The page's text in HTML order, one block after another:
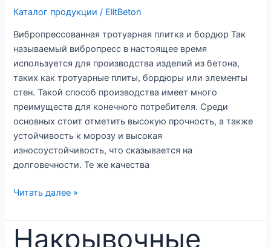
Каталог продукции / ElitBeton
Вибропрессованная тротуарная плитка и бордюр Так
называемый вибропресс в настоящее время
используется для производства изделий из бетона,
таких как тротуарные плиты, бордюры или элементы
стен. Такой способ производства имеет много
преимуществ для конечного потребителя. Среди
основных стоит отметить высокую прочность, а также
устойчивость к морозу и высокая
износоустойчивость, что сказывается на
долговечности. Те же качества
Вибропрессованная
Читать далее »
Накрывочные